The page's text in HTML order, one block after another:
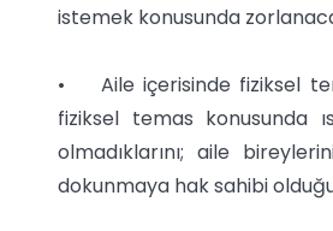
istemek konusunda
• Aile içerisinde fiziksel
fiziksel temas konusunda
olmadıklarını; aile
dokunmaya hak sahibi